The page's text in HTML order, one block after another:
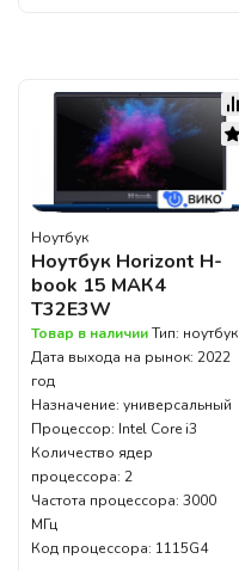
Ноутбук
Ноутбук Horizont H-
book 15 МАК4
T32E3W
Товар в наличииТип: ноутбук
Дата выхода на рынок: 2022
год
Назначение: универсальный
Процессор: Intel Core i3
Количество ядер
процессора: 2
Частота процессора: 3000
МГц
Код процессора: 1115G4